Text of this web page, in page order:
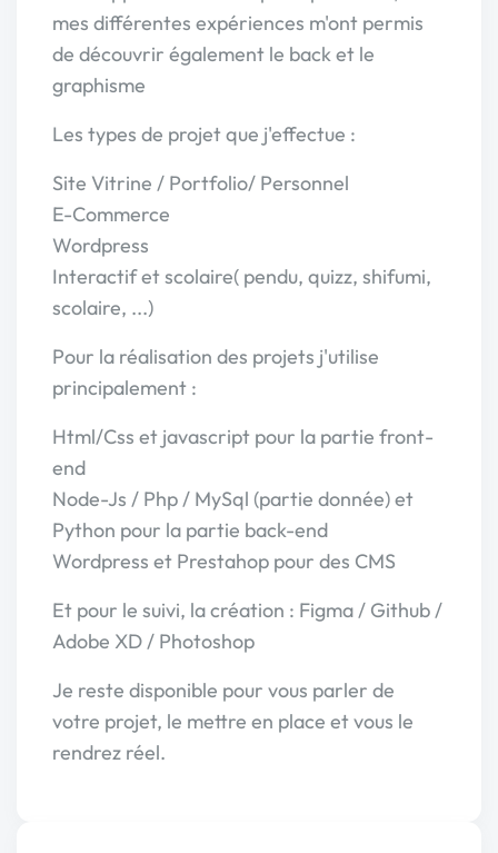
mes différentes expériences m'ont permis
de découvrir également le back et le
graphisme
Les types de projet que j'effectue :
Site Vitrine / Portfolio/ Personnel
E-Commerce
Wordpress
Interactif et scolaire( pendu, quizz, shifumi,
scolaire, ...)
Pour la réalisation des projets j'utilise
principalement :
Html/Css et javascript pour la partie front-
end
Node-Js / Php / MySql (partie donnée) et
Python pour la partie back-end
Wordpress et Prestahop pour des CMS
Et pour le suivi, la création : Figma / Github /
Adobe XD / Photoshop
Je reste disponible pour vous parler de
votre projet, le mettre en place et vous le
rendrez réel.